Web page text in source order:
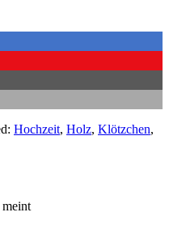
Hochzeit, Holz, Klötzchen,
meint